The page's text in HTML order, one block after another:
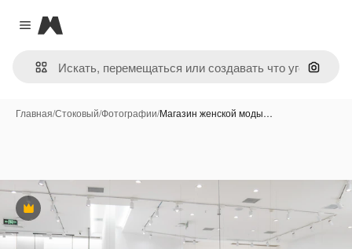
Close menu
Magnific
Поиск
Главная/Стоковый/Фотографии/Магазин женской моды…
Премиум